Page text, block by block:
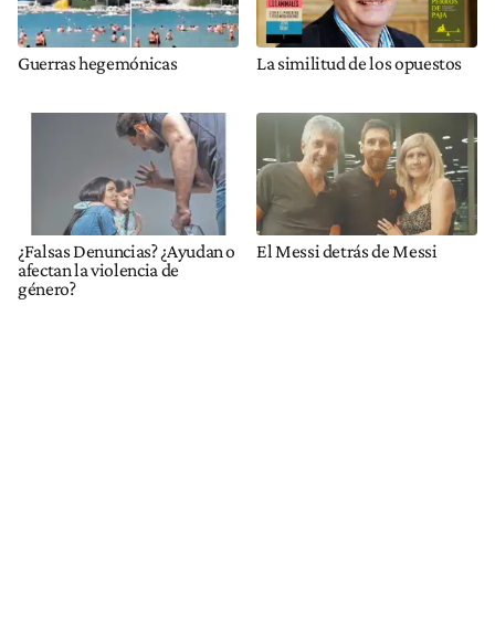
Guerras hegemónicas La similitud de los opuestos
¿Falsas Denuncias? ¿Ayudan o
afectan la violencia de
género?
El Messi detrás de Messi